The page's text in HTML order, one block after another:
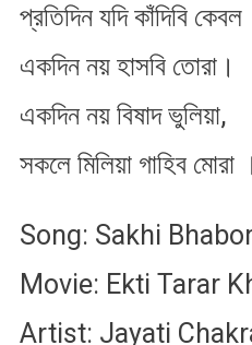
প্রতিদিন যদি কাঁদিবি কেবল
একদিন নয় হাসবি তোরা।
একদিন নয় বিষাদ ভুলিয়া,
সকলে মিলিয়া গাহিব মোরা
Song: Sakhi
Movie: Ekti Tarar
Artist: Jayati